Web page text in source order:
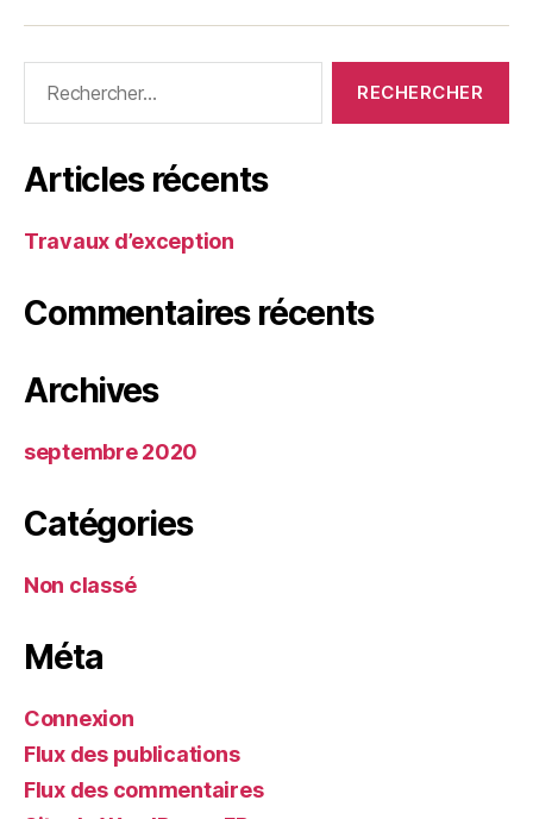
Articles récents
Travaux d’exception
Commentaires récents
Archives
septembre 2020
Catégories
Non classé
Méta
Connexion
Flux des publications
Flux des commentaires